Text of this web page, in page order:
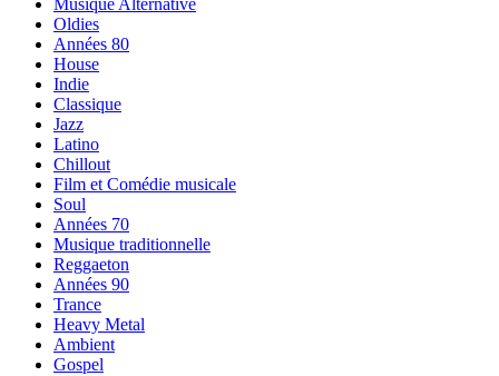
Musique Alternative
Oldies
Années 80
House
Indie
Classique
Jazz
Latino
Chillout
Film et Comédie musicale
Soul
Années 70
Musique traditionnelle
Reggaeton
Années 90
Trance
Heavy Metal
Ambient
Gospel